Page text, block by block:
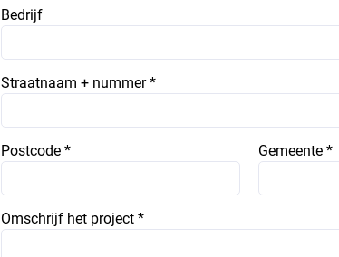
Bedrijf
Straatnaam + nummer *
Postcode * Gemeente *
Omschrijf het project *